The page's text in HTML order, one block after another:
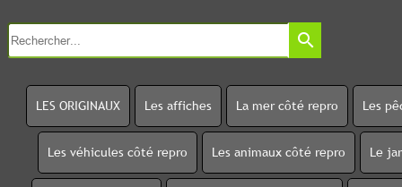
search
LES ORIGINAUX Les affiches La mer côté repro Les
Les véhicules côté repro Les animaux côté repro Le